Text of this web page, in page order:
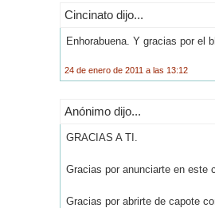
Cincinato dijo...
Enhorabuena. Y gracias por el
24 de enero de 2011 a las 13:12
Anónimo dijo...
GRACIAS A TI.
Gracias por anunciarte en este
Gracias por abrirte de capote